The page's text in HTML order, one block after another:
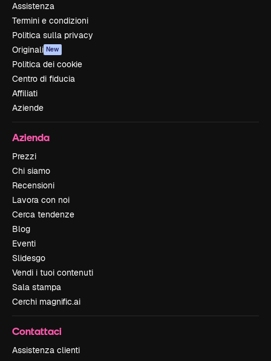
Assistenza
Termini e condizioni
Politica sulla privacy
Originali New
Politica dei cookie
Centro di fiducia
Affiliati
Aziende
Azienda
Prezzi
Chi siamo
Recensioni
Lavora con noi
Cerca tendenze
Blog
Eventi
Slidesgo
Vendi i tuoi contenuti
Sala stampa
Cerchi magnific.ai
Contattaci
Assistenza clienti